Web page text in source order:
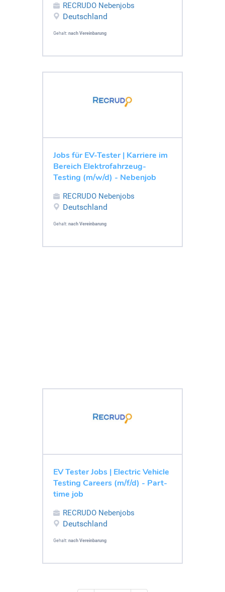
RECRUDO Nebenjobs
Deutschland
Gehalt: nach Vereinbarung
Jobs für EV-Tester | Karriere im
Bereich Elektrofahrzeug-
Testing (m/w/d) - Nebenjob
RECRUDO Nebenjobs
Deutschland
Gehalt: nach Vereinbarung
EV Tester Jobs | Electric Vehicle
Testing Careers (m/f/d) - Part-
time job
RECRUDO Nebenjobs
Deutschland
Gehalt: nach Vereinbarung